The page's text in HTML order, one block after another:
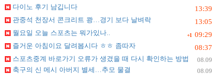
13:39
다이노 후기 남깁니다
13:05
관중석 천장서 콘크리트 쾅…경기 보다 날벼락
+1 09:29
월요일 오늘 스포츠는 뭐가있나..
08:37
즐거운 아침이요 달려봅시다 ㅎㅎ 좀따자
08.09
스포츠중계 바로가기 오류가 생겼을 때 다시 확인하는 방법
08.09
축구의 신 메시 아버지 별세…추모 물결